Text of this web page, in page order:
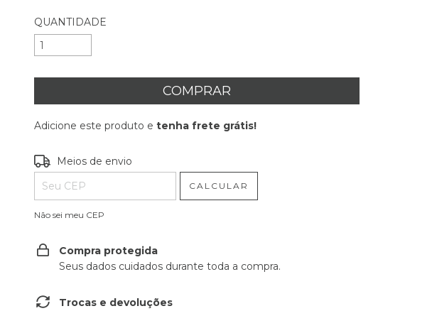
QUANTIDADE
Adicione este produto etenha frete grátis!
Entregas para o CEP:
Meios de envio
CALCULAR
Não sei meu CEP
Compra protegida
Seus dados cuidados durante toda a compra.
Trocas e devoluções